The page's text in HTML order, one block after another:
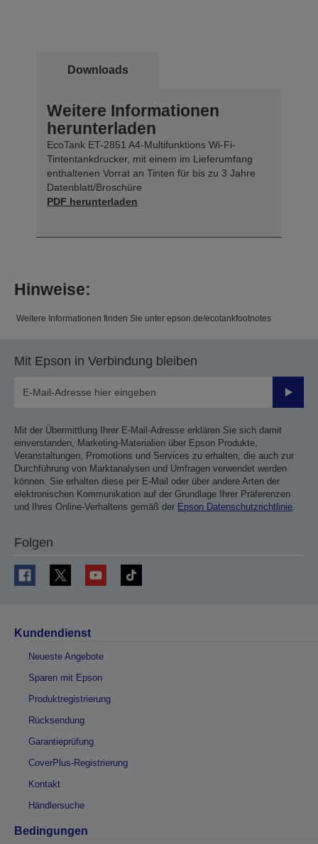
Downloads
Weitere Informationen
herunterladen
EcoTank ET-2851 A4-Multifunktions Wi-Fi-
Tintentankdrucker, mit einem im Lieferumfang
enthaltenen Vorrat an Tinten für bis zu 3 Jahre
Datenblatt/Broschüre
PDF herunterladen
Hinweise:
Weitere Informationen finden Sie unter epson.de/ecotankfootnotes
Mit Epson in Verbindung bleiben
Mit der Übermittlung Ihrer E-Mail-Adresse erklären Sie sich damit
einverstanden, Marketing-Materialien über Epson Produkte,
Veranstaltungen, Promotions und Services zu erhalten, die auch zur
Durchführung von Marktanalysen und Umfragen verwendet werden
können. Sie erhalten diese per E-Mail oder über andere Arten der
elektronischen Kommunikation auf der Grundlage Ihrer Präferenzen
und Ihres Online-Verhaltens gemäß der Epson Datenschutzrichtlinie
Folgen
Kundendienst
Neueste Angebote
Sparen mit Epson
Produktregistrierung
Rücksendung
Garantieprüfung
CoverPlus-Registrierung
Kontakt
Händlersuche
Bedingungen